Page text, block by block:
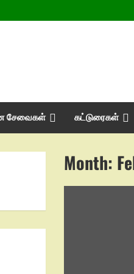
சேவைகள் கட்டுரைகள்
Month: